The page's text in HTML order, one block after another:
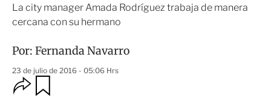
La city manager Amada Rodríguez trabaja de manera
cercana con su hermano
Por: Fernanda Navarro
23 de julio de 2016 - 05:06 Hrs
O
p